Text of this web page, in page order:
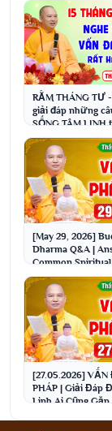
RẰM THÁNG TƯ
giải đáp những
SỐNG TÂM LINH
tế│Thầy Thích
[May 29, 2026]
Dharma Q&A |
Common
Questions |
[27.05.2026] VẤN
PHÁP | Giải Đáp
Linh Ai Cũng